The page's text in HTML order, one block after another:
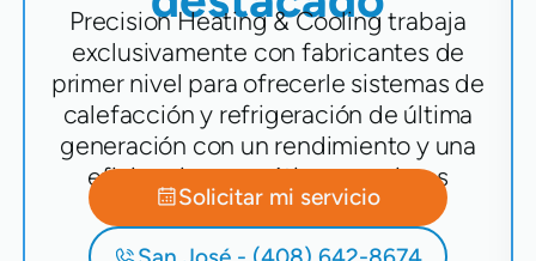
Precision Heating & Cooling trabaja
exclusivamente con fabricantes de
primer nivel para ofrecerle sistemas de
calefacción y refrigeración de última
generación con un rendimiento y una
eficiencia energética superiores
Solicitar mi servicio